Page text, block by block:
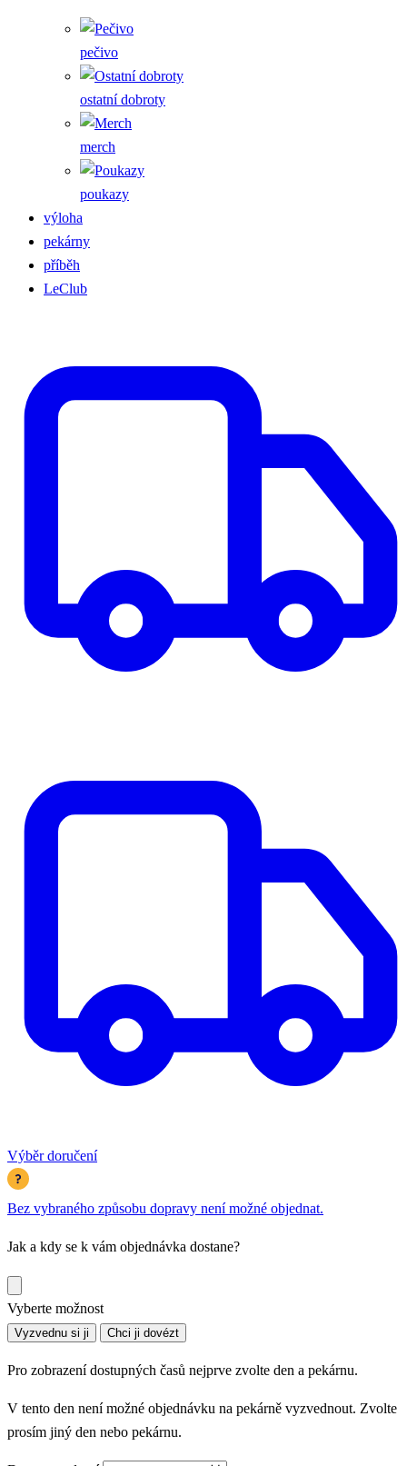
pečivo
ostatní dobroty
merch
poukazy
výloha
pekárny
příběh
LeClub
Výběr doručení
Bez vybraného způsobu dopravy není možné objednat.
Jak a kdy se k vám objednávka dostane?
Vyberte možnost
Vyzvednu si ji Chci ji dovézt
Pro zobrazení dostupných časů nejprve zvolte den a pekárnu.
V tento den není možné objednávku na pekárně vyzvednout. Zvolte
prosím jiný den nebo pekárnu.